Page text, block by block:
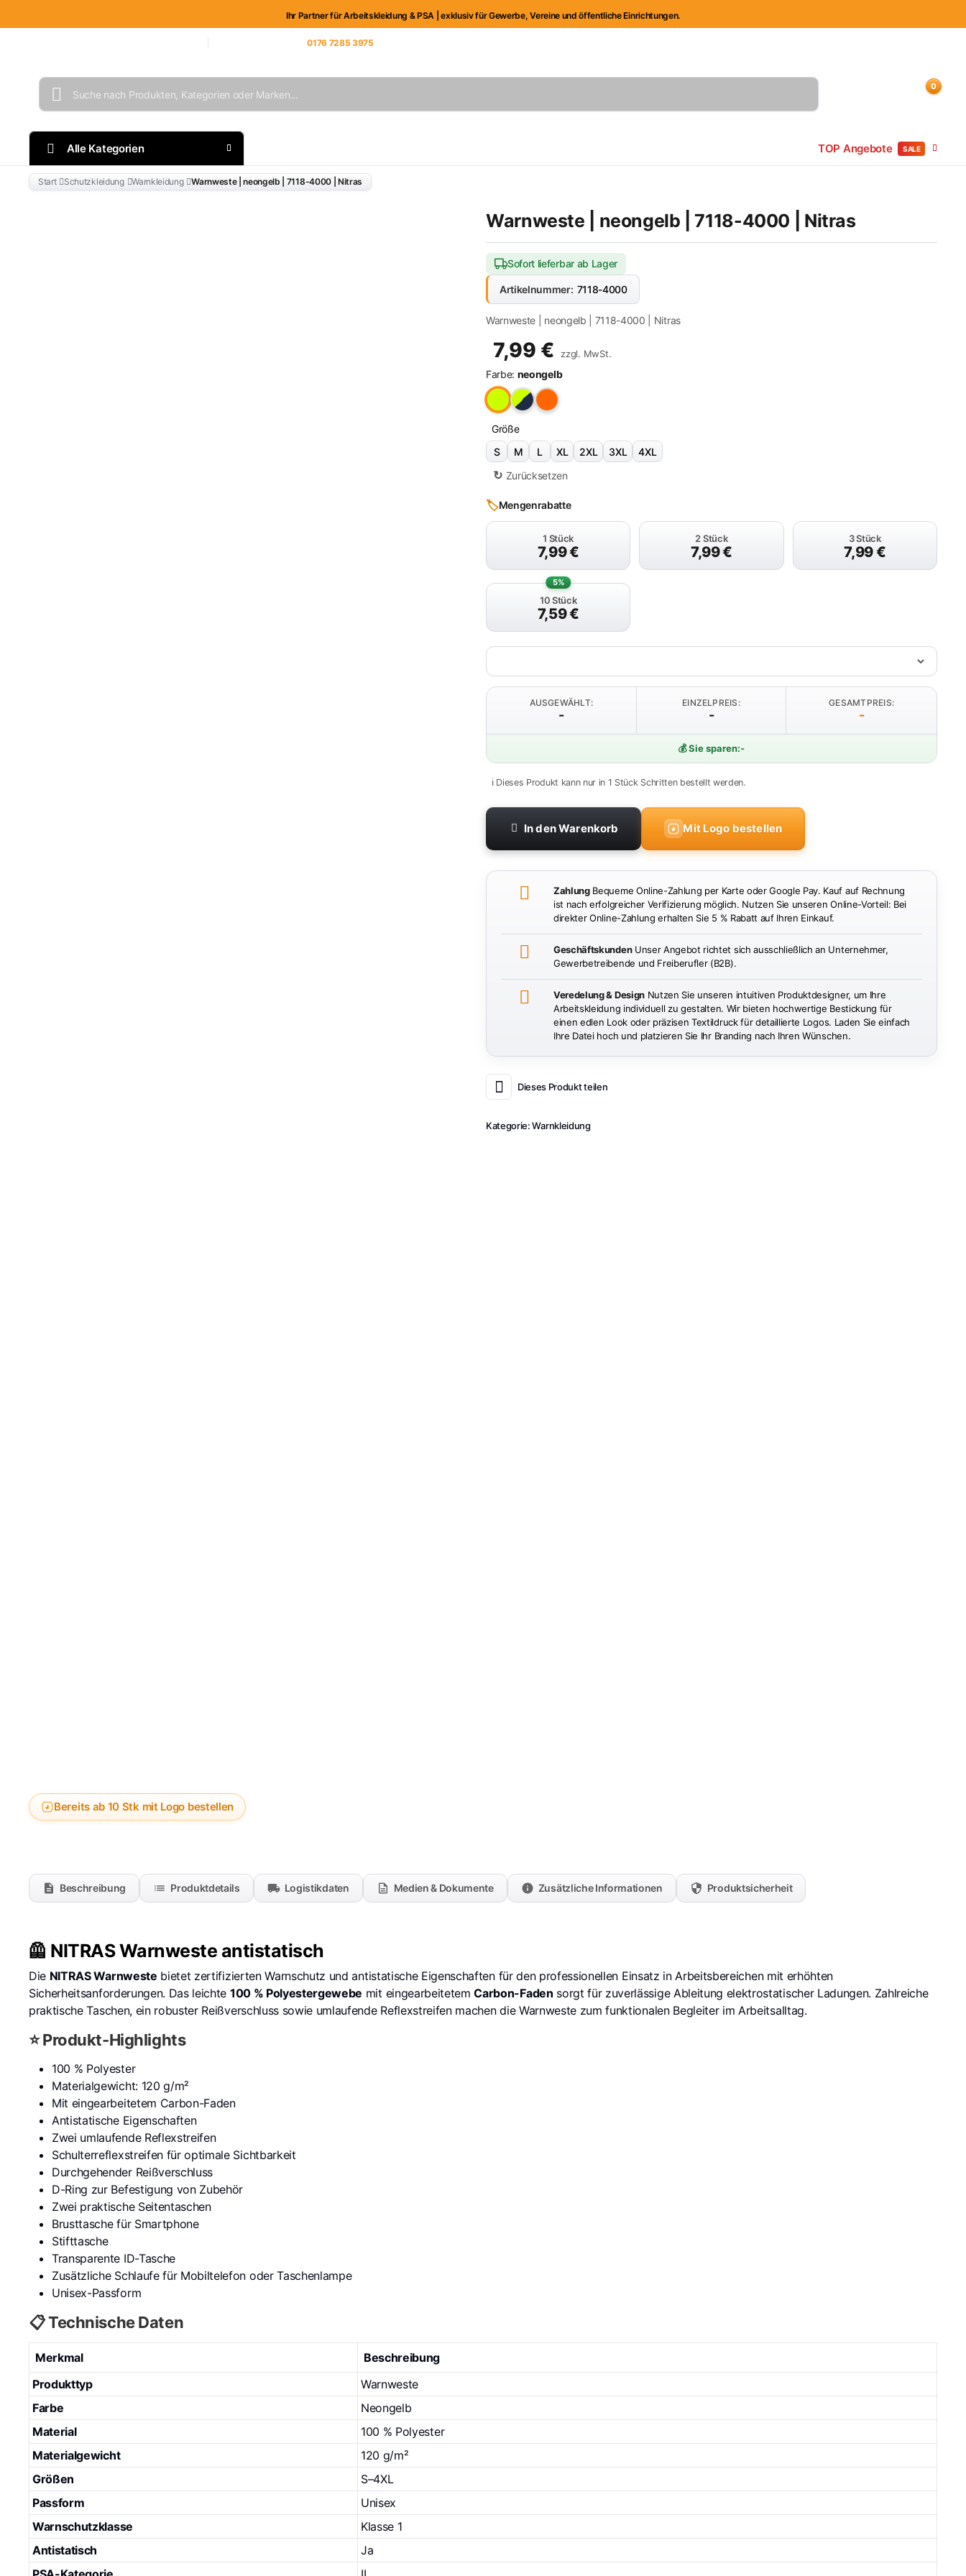
Ihr Partner für Arbeitskleidung & PSA | exklusiv für Gewerbe, Vereine und öffentliche Einrichtungen.
Unsere Kundenhotline:0176 7285 3975
0
Alle Kategorien TOP Angebote SALE
Start Schutzkleidung Warnkleidung Warnweste | neongelb | 7118-4000 | Nitras
Bereits ab 10 Stk mit Logo bestellen
Warnweste | neongelb | 7118-4000 | Nitras
Sofort lieferbar ab Lager
Artikelnummer: 7118-4000
Warnweste | neongelb | 7118-4000 | Nitras
7,99 € zzgl. MwSt.
Farbe: neongelb
Größe
S
M L XL 2XL 3XL
4XL
Zurücksetzen
🏷️Mengenrabatte
1 Stück
7,99€
2 Stück
7,99€
3 Stück
7,99€
10 Stück
7,59€
5%
AUSGEWÄHLT:
-
EINZELPREIS:
-
GESAMTPREIS:
-
💰 Sie sparen:-
ℹ️ Dieses Produkt kann nur in 1 Stück Schritten bestellt werden.
In den Warenkorb Mit Logo bestellen
ZahlungBequeme Online-Zahlung per Karte oder Google Pay. Kauf auf Rechnung
ist nach erfolgreicher Verifizierung möglich. Nutzen Sie unseren Online-Vorteil: Bei
direkter Online-Zahlung erhalten Sie 5 % Rabatt auf Ihren Einkauf.
GeschäftskundenUnser Angebot richtet sich ausschließlich an Unternehmer,
Gewerbetreibende und Freiberufler (B2B).
Veredelung & DesignNutzen Sie unseren intuitiven Produktdesigner, um Ihre
Arbeitskleidung individuell zu gestalten. Wir bieten hochwertige Bestickung für
einen edlen Look oder präzisen Textildruck für detaillierte Logos. Laden Sie einfach
Ihre Datei hoch und platzieren Sie Ihr Branding nach Ihren Wünschen.
Dieses Produkt teilen
Kategorie:Warnkleidung
Beschreibung Produktdetails Logistikdaten Medien & Dokumente Zusätzliche Informationen Produktsicherheit
🦺 NITRAS Warnweste antistatisch
Die NITRAS Warnweste bietet zertifizierten Warnschutz und antistatische Eigenschaften für den professionellen Einsatz in Arbeitsbereichen mit erhöhten
Sicherheitsanforderungen. Das leichte 100 % Polyestergewebe mit eingearbeitetemCarbon-Faden sorgt für zuverlässige Ableitung elektrostatischer Ladungen. Zahlreiche
praktische Taschen, ein robuster Reißverschluss sowie umlaufende Reflexstreifen machen die Warnweste zum funktionalen Begleiter im Arbeitsalltag.
⭐ Produkt-Highlights
100 % Polyester
Materialgewicht: 120 g/m²
Mit eingearbeitetem Carbon-Faden
Antistatische Eigenschaften
Zwei umlaufende Reflexstreifen
Schulterreflexstreifen für optimale Sichtbarkeit
Durchgehender Reißverschluss
D-Ring zur Befestigung von Zubehör
Zwei praktische Seitentaschen
Brusttasche für Smartphone
Stifttasche
Transparente ID-Tasche
Zusätzliche Schlaufe für Mobiltelefon oder Taschenlampe
Unisex-Passform
📋 Technische Daten
Merkmal
Beschreibung
Produkttyp
Warnweste
Farbe
Neongelb
Material
100 % Polyester
Materialgewicht
120 g/m²
Größen
S–4XL
Passform
Unisex
Warnschutzklasse
Klasse 1
Antistatisch
Ja